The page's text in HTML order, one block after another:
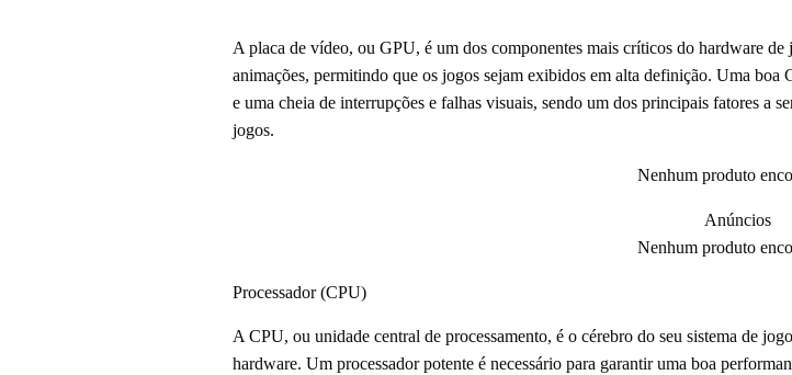
A placa de vídeo, ou GPU, é um dos componentes mais críticos do hardware
animações, permitindo que os jogos sejam exibidos em alta definição. Uma
e uma cheia de interrupções e falhas visuais, sendo um dos principais fatores a
jogos.
Nenhum produto
Anúncios
Nenhum produto
Processador (CPU)
A CPU, ou unidade central de processamento, é o cérebro do seu sistema de
hardware. Um processador potente é necessário para garantir uma boa